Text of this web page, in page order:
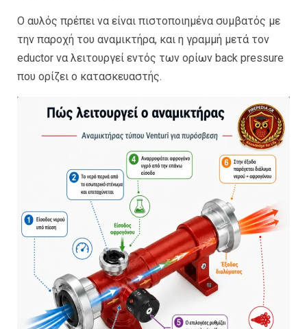
Ο αυλός πρέπει να είναι πιστοποιημένα συμβατός με
την παροχή του αναμικτήρα, και η γραμμή μετά τον
eductor να λειτουργεί εντός των ορίων back pressure
που ορίζει ο κατασκευαστής.